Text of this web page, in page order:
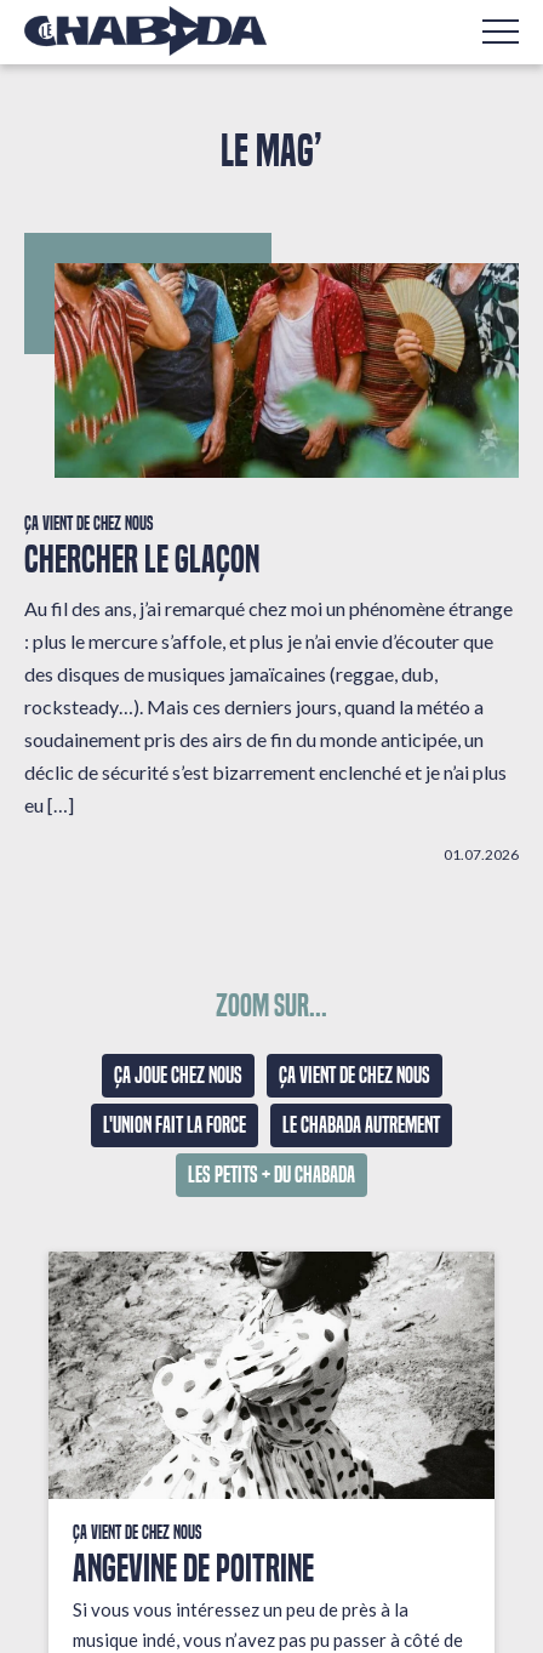
LE MAG’
Ça vient de chez nous
CHERCHER LE GLAÇON
Au fil des ans, j’ai remarqué chez moi un phénomène étrange
: plus le mercure s’affole, et plus je n’ai envie d’écouter que
des disques de musiques jamaïcaines (reggae, dub,
rocksteady…). Mais ces derniers jours, quand la météo a
soudainement pris des airs de fin du monde anticipée, un
déclic de sécurité s’est bizarrement enclenché et je n’ai plus
eu […]
01.07.2026
Zoom sur...
Ça joue chez nous
Ça vient de chez nous
L'union fait la force
Le Chabada autrement
Les petits + du Chabada
Ça vient de chez nous
ANGEVINE DE POITRINE
Si vous vous intéressez un peu de près à la
musique indé, vous n’avez pas pu passer à côté de